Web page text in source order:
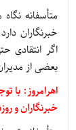
متأسفانه
خبرنگاران
اگر انتقادی
بعضی از
اهرامروز: با
خبرنگاران و